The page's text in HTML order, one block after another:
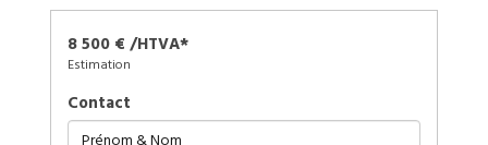
8 500 € /HTVA*
Estimation
Contact